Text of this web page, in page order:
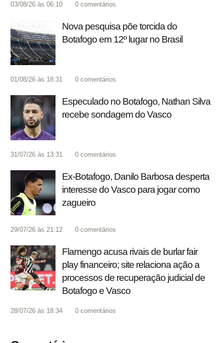
03/08/26 às 06:10 0 comentários
Nova pesquisa põe torcida do
Botafogo em 12º lugar no Brasil
01/08/26 às 18:31 0 comentários
Especulado no Botafogo, Nathan Silva
recebe sondagem do Vasco
31/07/26 às 13:31 0 comentários
Ex-Botafogo, Danilo Barbosa desperta
interesse do Vasco para jogar como
zagueiro
29/07/26 às 21:12 0 comentários
Flamengo acusa rivais de burlar fair
play financeiro; site relaciona ação a
processos de recuperação judicial de
Botafogo e Vasco
28/07/26 às 18:34 0 comentários